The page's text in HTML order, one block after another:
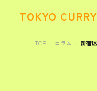
TOKYO
TOP コラム 新宿区